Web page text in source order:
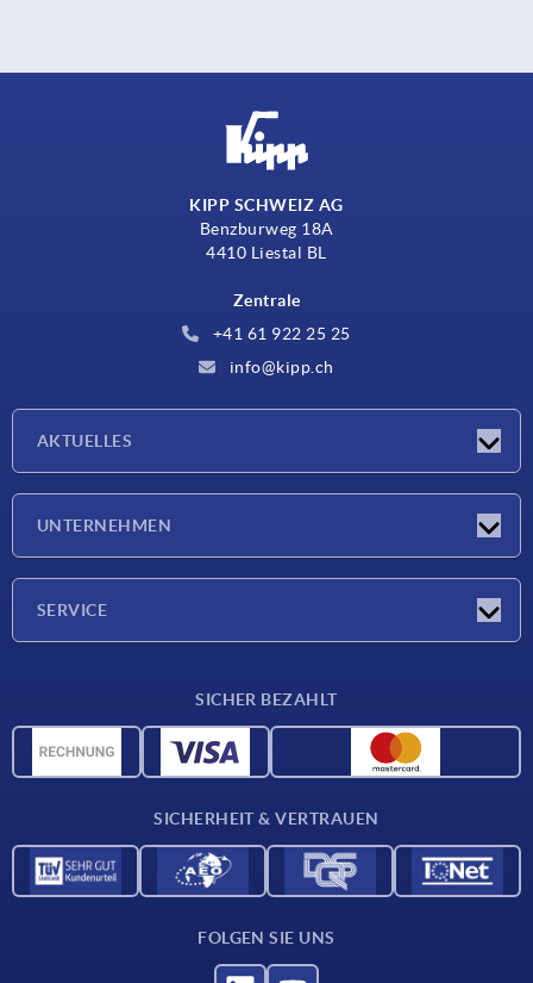
KIPP SCHWEIZ AG
Benzburweg 18A
4410 Liestal BL
Zentrale
+41 61 922 25 25
info@kipp.ch
AKTUELLES
UNTERNEHMEN
SERVICE
CAD-Daten
SICHER BEZAHLT
SICHERHEIT & VERTRAUEN
FOLGEN SIE UNS